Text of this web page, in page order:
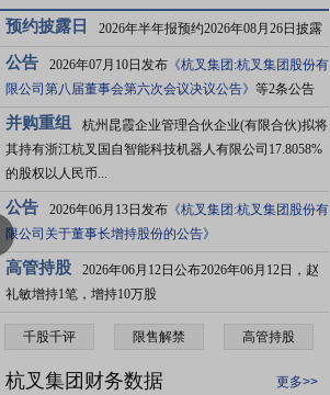
预约披露日 2026年半年报预约2026年08月26日披露
公告 2026年07月10日发布 《杭叉集团:杭叉集团股份有
限公司第八届董事会第六次会议决议公告》 等2条公告
并购重组
杭州昆霞企业管理合伙企业(有限合伙)拟将
其持有浙江杭叉国自智能科技机器人有限公司17.8058%
的股权以人民币...
公告 2026年06月13日发布 《杭叉集团:杭叉集团股份有
限公司关于董事长增持股份的公告》
高管持股
2026年06月12日公布2026年06月12日，赵
礼敏增持1笔，增持10万股
千股千评 限售解禁 高管持股
杭叉集团财务数据 更多>>